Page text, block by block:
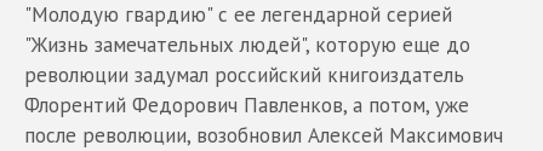
"Молодую гвардию" с ее легендарной серией
"Жизнь замечательных людей", которую еще до
революции задумал российский книгоиздатель
Флорентий Федорович Павленков, а потом, уже
после революции, возобновил Алексей Максимович